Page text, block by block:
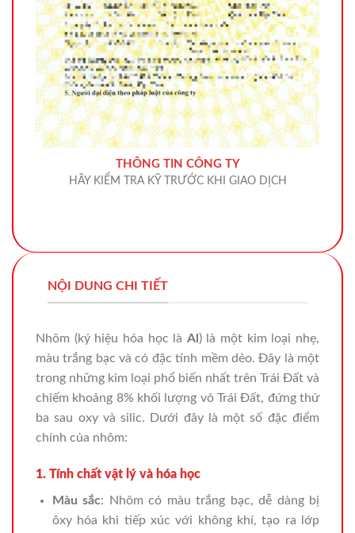
THÔNG TIN CÔNG TY
HÃY KIỂM TRA KỸ TRƯỚC KHI GIAO DỊCH
NỘI DUNG CHI TIẾT
Nhôm (ký hiệu hóa học là Al ) là một kim loại nhẹ,
màu trắng bạc và có đặc tính mềm dẻo. Đây là một
trong những kim loại phổ biến nhất trên Trái Đất và
chiếm khoảng 8% khối lượng vỏ Trái Đất, đứng thứ
ba sau oxy và silic. Dưới đây là một số đặc điểm
chính của nhôm:
1. Tính chất vật lý và hóa học
Màu sắc: Nhôm có màu trắng bạc, dễ dàng bị
ôxy hóa khi tiếp xúc với không khí, tạo ra lớp